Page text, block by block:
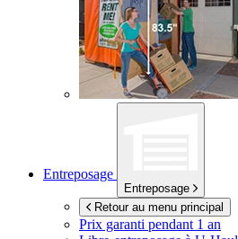
Entreposage
Entreposage
Retour au menu principal
Prix garanti pendant 1 an